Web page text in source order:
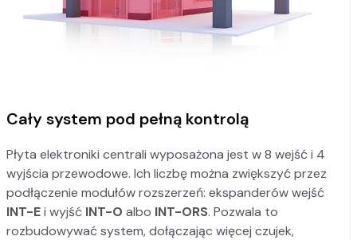
Cały system pod pełną kontrolą
Płyta elektroniki centrali wyposażona jest w 8 wejść i 4
wyjścia przewodowe. Ich liczbę można zwiększyć przez
podłączenie modułów rozszerzeń: ekspanderów wejść
INT-Ei wyjść INT-O albo INT-ORS. Pozwala to
rozbudowywać system, dołączając więcej czujek,